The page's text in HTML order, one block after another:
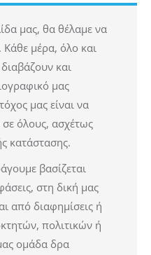
μας, θα θέλαμε να
μέρα, όλο και
και
μας
μας είναι να
όλους, ασχέτως
κατάστασης.
βασίζεται
στη δική μας
από διαφημίσεις ή
πολιτικών ή
ομάδα δρα